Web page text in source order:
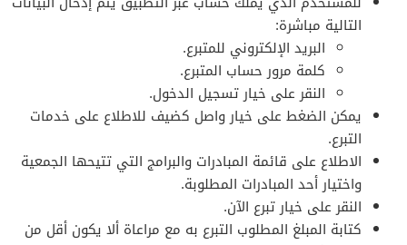
التالية مباشرة:
البريد الإلكتروني للمتبرع.
كلمة مرور حساب المتبرع.
النقر على خيار تسجيل الدخول.
يمكن الضغط على خيار واصل كضيف للاطلاع على خدمات
التبرع.
الاطلاع على قائمة المبادرات والبرامج التي تتيحها الجمعية
واختيار أحد المبادرات المطلوبة.
النقر على خيار تبرع الآن.
كتابة المبلغ المطلوب التبرع به مع مراعاة ألا يكون أقل من